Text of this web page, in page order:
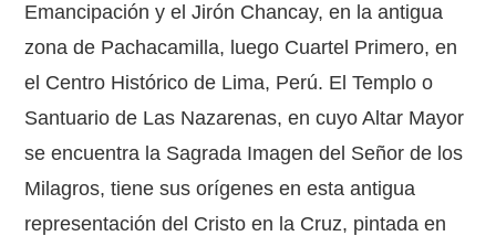
Emancipación y el Jirón Chancay, en la antigua
zona de Pachacamilla, luego Cuartel Primero, en
el Centro Histórico de Lima, Perú. El Templo o
Santuario de Las Nazarenas, en cuyo Altar Mayor
se encuentra la Sagrada Imagen del Señor de los
Milagros, tiene sus orígenes en esta antigua
representación del Cristo en la Cruz, pintada en